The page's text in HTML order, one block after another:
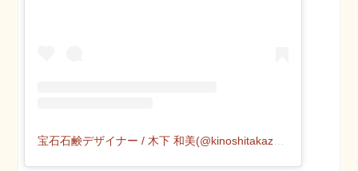
宝石石鹸デザイナー / 木下 和美(@kinoshitakazumi)がシェアした投稿